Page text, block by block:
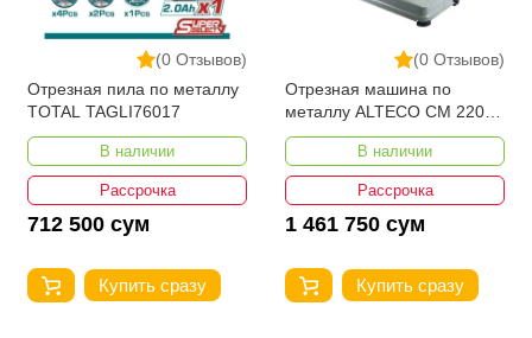
(0 Отзывов)
Отрезная пила по металлу
TOTAL TAGLI76017
В наличии
Рассрочка
712 500 сум
Купить сразу
(0 Отзывов)
Отрезная машина по
металлу ALTECO CM 2200-
355
В наличии
Рассрочка
1 461 750 сум
Купить сразу